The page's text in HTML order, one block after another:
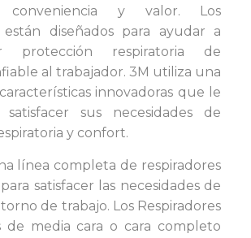
conveniencia y valor. Los
están diseñados para ayudar a
protección respiratoria de
al trabajador. 3M utiliza una
innovadoras que le
sus necesidades de
y confort.
línea completa de respiradores
satisfacer las necesidades de
de trabajo. Los Respiradores
de media cara o cara completo